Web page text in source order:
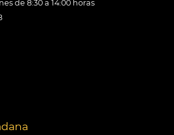
de 8:30 a 14:00 horas